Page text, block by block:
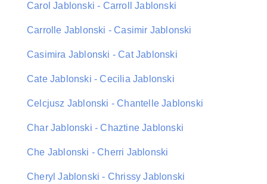
Carol Jablonski - Carroll Jablonski
Carrolle Jablonski - Casimir Jablonski
Casimira Jablonski - Cat Jablonski
Cate Jablonski - Cecilia Jablonski
Celcjusz Jablonski - Chantelle Jablonski
Char Jablonski - Chaztine Jablonski
Che Jablonski - Cherri Jablonski
Cheryl Jablonski - Chrissy Jablonski